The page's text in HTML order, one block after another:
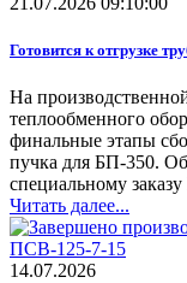
Готовится к отгрузке
На
теплообменного
финальные этапы
пучка для БП-350.
специальному
Читать далее...
14.07.2026